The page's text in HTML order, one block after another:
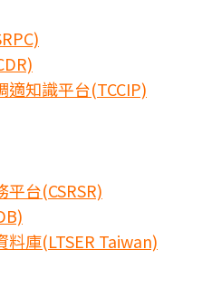
知識平台(TCCIP)
台(CSRSR)
庫(LTSER Taiwan)